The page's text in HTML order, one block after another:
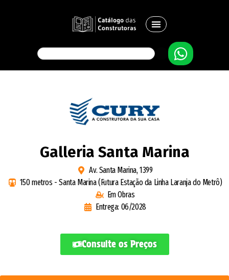
Galleria Santa Marina
Av. Santa Marina, 1399
150 metros - Santa Marina (Futura Estação da Linha Laranja do Metrô)
Em Obras
Entrega: 06/2028
Consulte os Preços